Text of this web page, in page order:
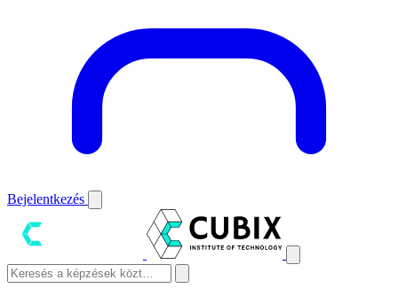
Bejelentkezés